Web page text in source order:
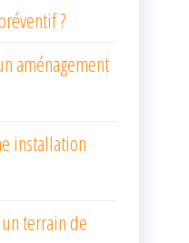
?
aménagement
installation
terrain de